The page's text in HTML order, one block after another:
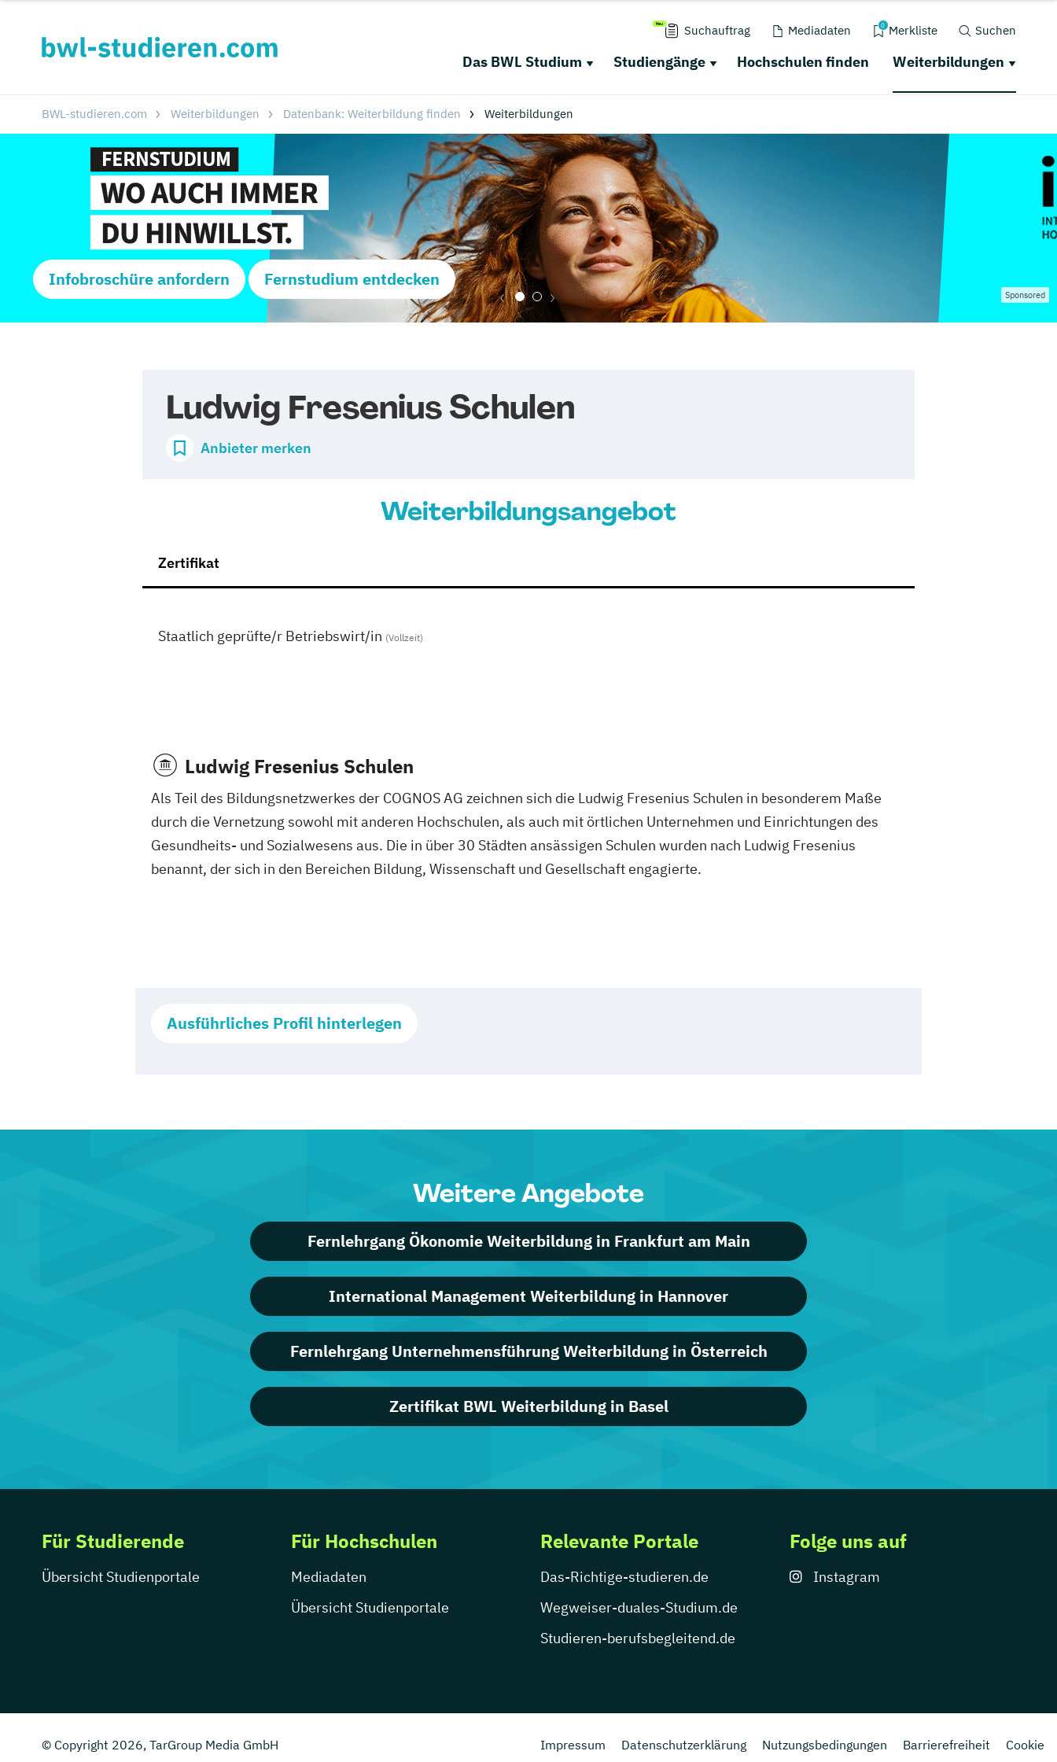
Suchauftrag Mediadaten 0 Merkliste Suchen
Das BWL Studium Studiengänge Hochschulen finden Weiterbildungen
BWL-studieren.com Weiterbildungen Datenbank: Weiterbildung finden Weiterbildungen
Infobroschüre anfordern Fernstudium entdecken
Sponsored
Ludwig Fresenius Schulen
Anbieter merken
Weiterbildungsangebot
Zertifikat
Staatlich geprüfte/r Betriebswirt/in (Vollzeit)
Ludwig Fresenius Schulen
Als Teil des Bildungsnetzwerkes der COGNOS AG zeichnen sich die Ludwig Fresenius Schulen in besonderem Maße
durch die Vernetzung sowohl mit anderen Hochschulen, als auch mit örtlichen Unternehmen und Einrichtungen des
Gesundheits- und Sozialwesens aus. Die in über 30 Städten ansässigen Schulen wurden nach Ludwig Fresenius
benannt, der sich in den Bereichen Bildung, Wissenschaft und Gesellschaft engagierte.
Ausführliches Profil hinterlegen
Weitere Angebote
Fernlehrgang Ökonomie Weiterbildung in Frankfurt am Main
International Management Weiterbildung in Hannover
Fernlehrgang Unternehmensführung Weiterbildung in Österreich
Zertifikat BWL Weiterbildung in Basel
Für Studierende
Übersicht Studienportale
Für Hochschulen
Mediadaten
Übersicht Studienportale
Relevante Portale
Das-Richtige-studieren.de
Wegweiser-duales-Studium.de
Studieren-berufsbegleitend.de
Folge uns auf
Instagram
© Copyright 2026, TarGroup Media GmbH Impressum Datenschutzerklärung Nutzungsbedingungen Barrierefreiheit
Cookie